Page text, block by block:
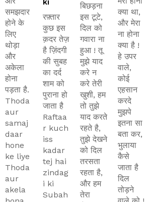
समझदार
होने के
लिए
थोड़ा
और
अकेला
होना
पड़ता है.
Thoda
aur
samaj
daar
hone
ke liye
Thoda
aur
akela
रफ़्तार
कुछ इस
क़दर तेज़
है ज़िंदगी
की सुबह
का दर्द
शाम को
पुराना हो
जाता है
Raftaa
r kuch
iss
kadar
tej hai
zindag
i ki
Subah
बिछड़ना
इस टूटे,
दिल को
गवारा ना
हुआ ! तू
मुझे याद
करे न
करे तेरी
खुशी, हम
तो तुझे
याद करते
रहते है,
तुझे देखने
को दिल
तरसता
रहता है,
और हम
तेरा
क्या था,
और मेरा
ना होना
क्या है !
हे उपर
वाले,
कोई
एहसान
करदे
मुझपे
इतना सा
बता कर,
भुलाया
कैसे
जाता है
दिल
तोड़ने